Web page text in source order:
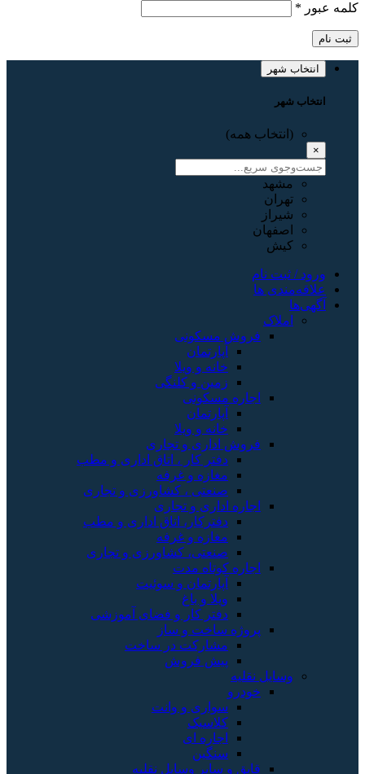
کلمه عبور *
ثبت نام
انتخاب شهر
انتخاب شهر
(انتخاب همه)
×
مشهد
تهران
شیراز
اصفهان
کیش
ورود / ثبت نام
علاقه‌مندی ها
آگهی‌ها
املاک
فروش مسکونی
آپارتمان
خانه و ویلا
زمین و کلنگی
اجاره مسکونی
آپارتمان
خانه و ویلا
فروش اداری و تجاری
دفتر کار ، اتاق اداری و مطب
مغازه و غرفه
صنعتی ، کشاورزی و تجاری
اجاره اداری و تجاری
دفترکار، اتاق اداری و مطب
مغازه و غرفه
صنعتی، کشاورزی و تجاری
اجاره کوتاه مدت
آپارتمان و سوئیت
ویلا و باغ
دفتر کار و فضای آموزشی
پروژه ساخت و ساز
مشارکت در ساخت
پیش فروش
وسایل نقلیه
خودرو
سواری و وانت
کلاسیک
اجاره ای
سنگین
قایق و سایر وسایل نقلیه